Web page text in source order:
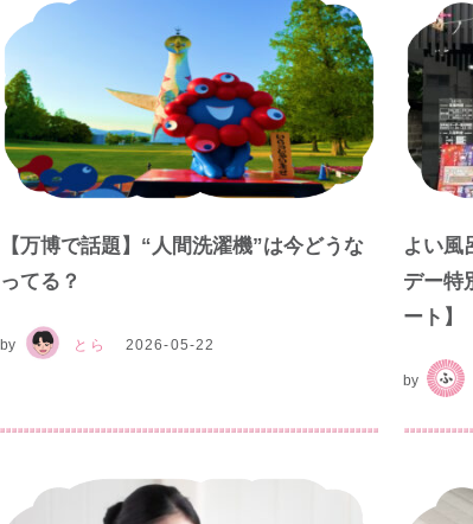
【万博で話題】“人間洗濯機”は今どうな
ってる？
by とら 2026-05-22
よい風
デー特
ート】
by